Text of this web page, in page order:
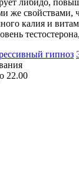
же свойствами,
калия и
гипноз
22.00